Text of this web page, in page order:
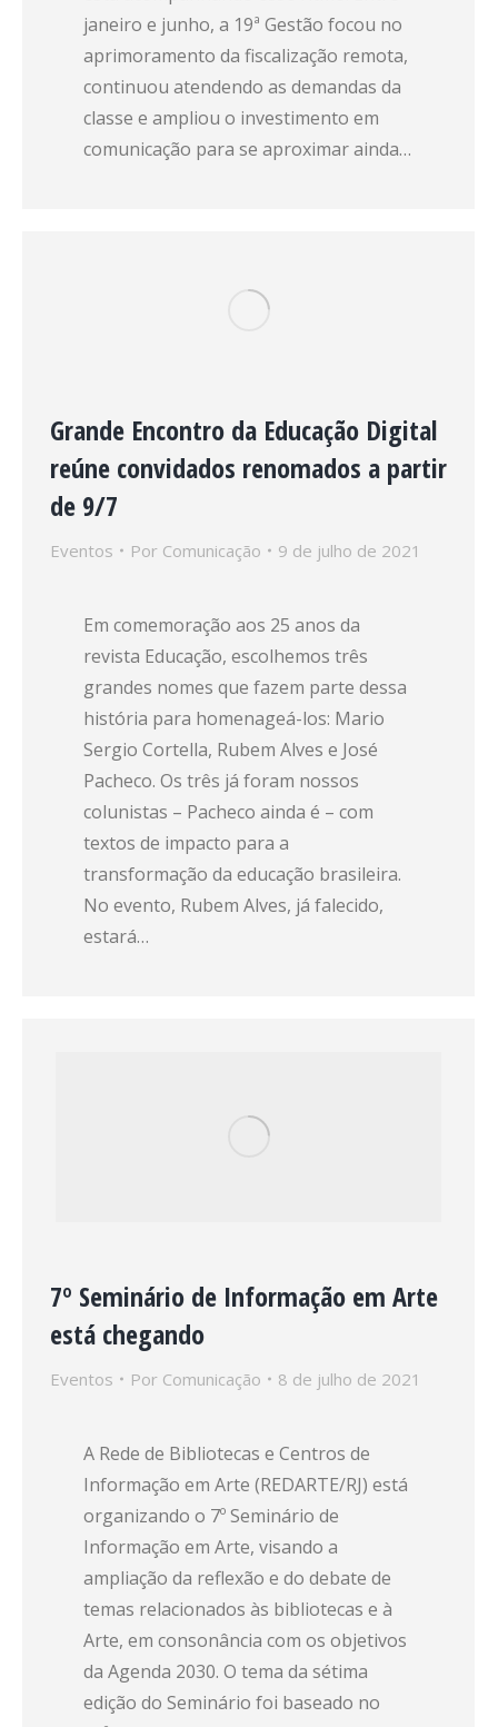
janeiro e junho, a 19ª Gestão focou no
aprimoramento da fiscalização remota,
continuou atendendo as demandas da
classe e ampliou o investimento em
comunicação para se aproximar ainda…
Grande Encontro da Educação Digital
reúne convidados renomados a partir
de 9/7
Eventos Por Comunicação 9 de julho de 2021
Em comemoração aos 25 anos da
revista Educação, escolhemos três
grandes nomes que fazem parte dessa
história para homenageá-los: Mario
Sergio Cortella, Rubem Alves e José
Pacheco. Os três já foram nossos
colunistas – Pacheco ainda é – com
textos de impacto para a
transformação da educação brasileira.
No evento, Rubem Alves, já falecido,
estará…
7º Seminário de Informação em Arte
está chegando
Eventos Por Comunicação 8 de julho de 2021
A Rede de Bibliotecas e Centros de
Informação em Arte (REDARTE/RJ) está
organizando o 7º Seminário de
Informação em Arte, visando a
ampliação da reflexão e do debate de
temas relacionados às bibliotecas e à
Arte, em consonância com os objetivos
da Agenda 2030. O tema da sétima
edição do Seminário foi baseado no